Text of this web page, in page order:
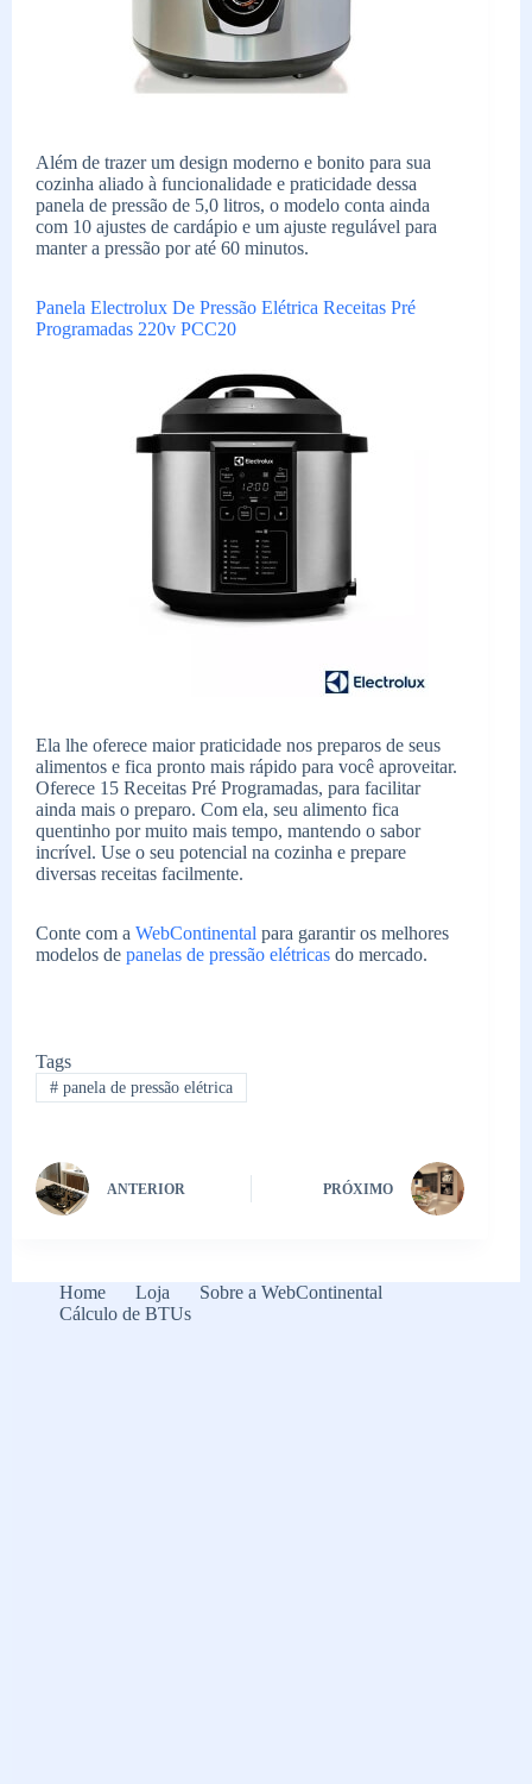
Além de trazer um design moderno e bonito para sua
cozinha aliado à funcionalidade e praticidade dessa
panela de pressão de 5,0 litros, o modelo conta ainda
com 10 ajustes de cardápio e um ajuste regulável para
manter a pressão por até 60 minutos.
Panela Electrolux De Pressão Elétrica Receitas Pré
Programadas 220v PCC20
Ela lhe oferece maior praticidade nos preparos de seus
alimentos e fica pronto mais rápido para você aproveitar.
Oferece 15 Receitas Pré Programadas, para facilitar
ainda mais o preparo. Com ela, seu alimento fica
quentinho por muito mais tempo, mantendo o sabor
incrível. Use o seu potencial na cozinha e prepare
diversas receitas facilmente.
Conte com a WebContinental para garantir os melhores
modelos de panelas de pressão elétricas do mercado.
Tags
#panela de pressão elétrica
ANTERIOR PRÓXIMO
Home Loja
Sobre a WebContinental
Cálculo de BTUs